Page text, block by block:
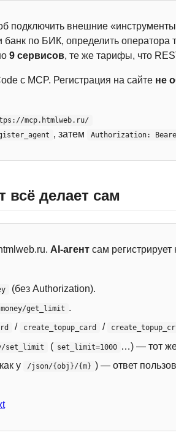
подключить внешние
по БИК, определить оператора
9 сервисов, те же тарифы, что
с MCP. Регистрация на сайте не
mcp.htmlweb.ru/
, затем Authorization:
всё делает сам
AI-агент сам регистрирует
(без Authorization).
money/get_limit .
/ create_topup_card /
set_limit ( set_limit=1000 …) — тот
как у /json/{obj}/{m} ) — ответ